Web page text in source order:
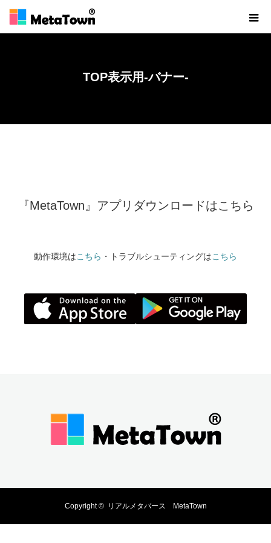
TOP表示用-バナー-
『MetaTown』アプリダウンロードはこちら
動作環境はこちら ・トラブルシューティングはこちら
Copyright © リアルメタバース MetaTown